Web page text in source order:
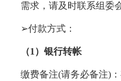
需求，请及时联系组委
➢付款方式：
（1 ）银行转帐
缴费备注(请务必备注)